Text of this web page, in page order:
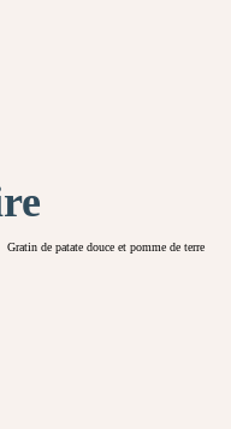
Gratin de patate douce et pomme de terre